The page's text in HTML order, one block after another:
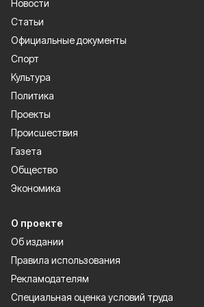
Новости
Статьи
Официальные документы
Спорт
Культура
Политика
Проекты
Происшествия
Газета
Общество
Экономика
О проекте
Об издании
Правила использования
Рекламодателям
Специальная оценка условий труда